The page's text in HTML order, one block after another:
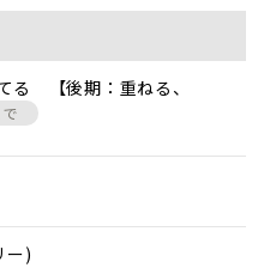
る 【後期：重ねる、
ー)